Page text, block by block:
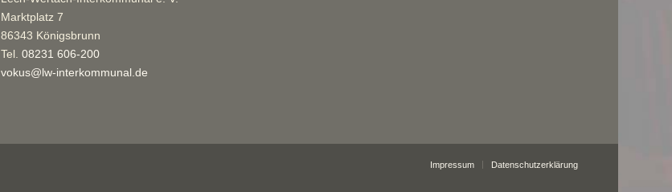
Marktplatz 7
86343 Königsbrunn
Tel.08231 606-200
vokus@lw-interkommunal.de
Impressum Datenschutzerklärung